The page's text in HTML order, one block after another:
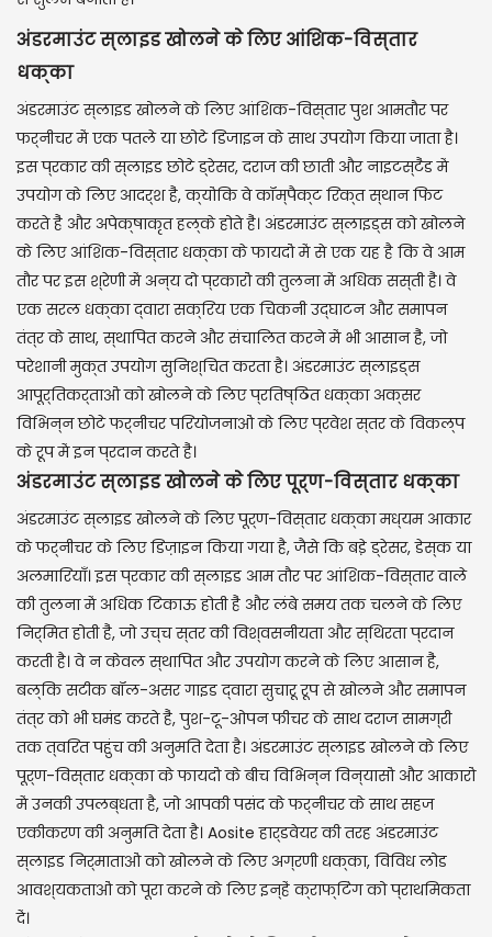
अंडरमाउंट स्लाइड खोलने के लिए आंशिक-विस्तार
धक्का
अंडरमाउंट स्लाइड खोलने के लिए आंशिक-विस्तार पुश आमतौर पर
फर्नीचर में एक पतले या छोटे डिजाइन के साथ उपयोग किया जाता है।
इस प्रकार की स्लाइड छोटे ड्रेसर, दराज की छाती और नाइटस्टैंड में
उपयोग के लिए आदर्श हैं, क्योंकि वे कॉम्पैक्ट रिक्त स्थान फिट
करते हैं और अपेक्षाकृत हल्के होते हैं। अंडरमाउंट स्लाइड्स को खोलने
के लिए आंशिक-विस्तार धक्का के फायदों में से एक यह है कि वे आम
तौर पर इस श्रेणी में अन्य दो प्रकारों की तुलना में अधिक सस्ती हैं। वे
एक सरल धक्का द्वारा सक्रिय एक चिकनी उद्घाटन और समापन
तंत्र के साथ, स्थापित करने और संचालित करने में भी आसान हैं, जो
परेशानी मुक्त उपयोग सुनिश्चित करता है। अंडरमाउंट स्लाइड्स
आपूर्तिकर्ताओं को खोलने के लिए प्रतिष्ठित धक्का अक्सर
विभिन्न छोटे फर्नीचर परियोजनाओं के लिए प्रवेश स्तर के विकल्प
के रूप में इन प्रदान करते हैं।
अंडरमाउंट स्लाइड खोलने के लिए पूर्ण-विस्तार धक्का
अंडरमाउंट स्लाइड खोलने के लिए पूर्ण-विस्तार धक्का मध्यम आकार
के फर्नीचर के लिए डिज़ाइन किया गया है, जैसे कि बड़े ड्रेसर, डेस्क या
अलमारियाँ। इस प्रकार की स्लाइड आम तौर पर आंशिक-विस्तार वाले
की तुलना में अधिक टिकाऊ होती हैं और लंबे समय तक चलने के लिए
निर्मित होती हैं, जो उच्च स्तर की विश्वसनीयता और स्थिरता प्रदान
करती है। वे न केवल स्थापित और उपयोग करने के लिए आसान हैं,
बल्कि सटीक बॉल-असर गाइड द्वारा सुचारू रूप से खोलने और समापन
तंत्र को भी घमंड करते हैं, पुश-टू-ओपन फीचर के साथ दराज सामग्री
तक त्वरित पहुंच की अनुमति देता है। अंडरमाउंट स्लाइड खोलने के लिए
पूर्ण-विस्तार धक्का के फायदों के बीच विभिन्न विन्यासों और आकारों
में उनकी उपलब्धता है, जो आपकी पसंद के फर्नीचर के साथ सहज
एकीकरण की अनुमति देता है। Aosite हार्डवेयर की तरह अंडरमाउंट
स्लाइड निर्माताओं को खोलने के लिए अग्रणी धक्का, विविध लोड
आवश्यकताओं को पूरा करने के लिए इन्हें क्राफ्टिंग को प्राथमिकता
दें।